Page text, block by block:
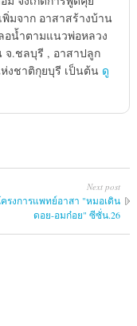
มจาก อาสาสร้างบ้าน
อน้ำตามแนวพ่อหลวง
จ.ชลบุรี , อาสาปลูก
งชาติกุยบุรี เป็นต้น ดู
Next post
รงการแพทย์​อาสา​ "หมอเดิน​
ดอย-​อมก๋อย​" ซีซั่น.26